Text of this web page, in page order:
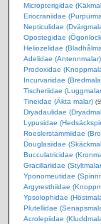
Micropterigidae
Eriocraniidae
Nepticulidae
Opostegidae
Heliozelidae
Adelidae (Antennmalar)
Prodoxidae
Incurvariidae
Tischeriidae
Tineidae (Äkta malar)
Dryadaulidae
Lypusidae
Roeslerstammiidae
Douglasiidae
Bucculatricidae
Gracillariidae
Yponomeutidae
Argyresthiidae
Ypsolophidae
Plutellidae
Acrolepiidae